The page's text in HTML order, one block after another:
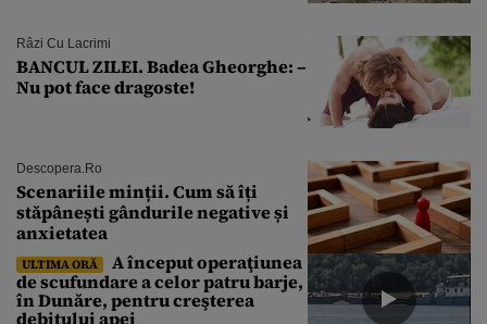
Râzi Cu Lacrimi
BANCUL ZILEI. Badea Gheorghe: –
Nu pot face dragoste!
Descopera.ro
Scenariile minții. Cum să îți
stăpânești gândurile negative și
anxietatea
ULTIMA ORĂ
A început operaţiunea
de scufundare a celor patru barje,
în Dunăre, pentru creşterea
debitului apei